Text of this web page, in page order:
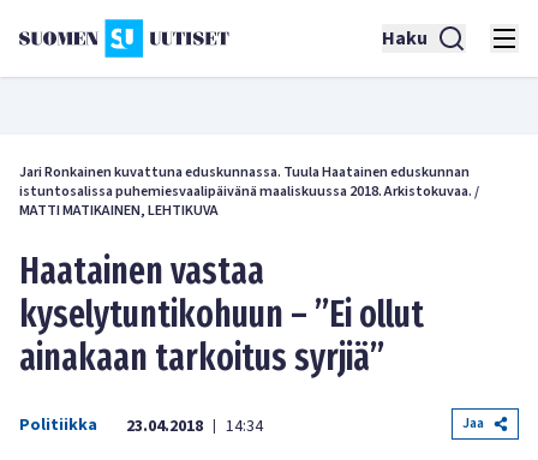
Haku
Jari Ronkainen kuvattuna eduskunnassa. Tuula Haatainen eduskunnan
istuntosalissa puhemiesvaalipäivänä maaliskuussa 2018. Arkistokuvaa./
MATTI MATIKAINEN, LEHTIKUVA
Haatainen vastaa
kyselytuntikohuun – ”Ei ollut
ainakaan tarkoitus syrjiä”
Politiikka 23.04.2018 | 14:34 Jaa